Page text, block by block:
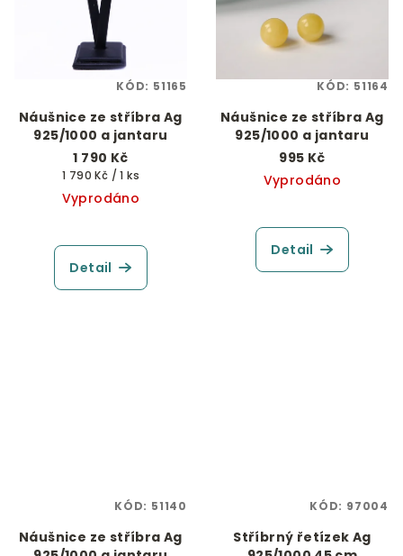
Náušnice ze stříbra Ag
925/1000 a jantaru
1 790 Kč
Měrná
cena:
1 790 Kč / 1 ks
Vyprodáno
Detail
KÓD: 51165
Náušnice ze stříbra Ag
925/1000 a jantaru
995 Kč
Vyprodáno
Detail
KÓD: 51164
Náušnice ze stříbra Ag
KÓD: 51140
Stříbrný řetízek Ag
KÓD: 97004